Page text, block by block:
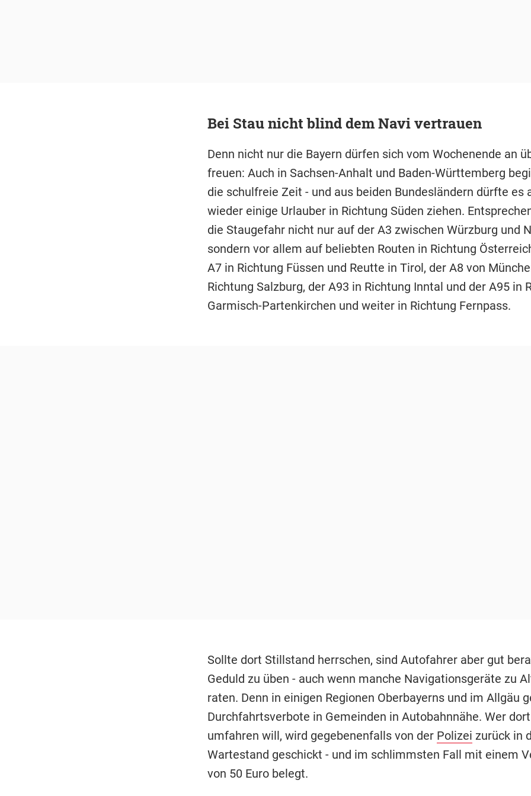
Bei Stau nicht blind dem Navi vertrauen
Denn nicht nur die Bayern dürfen sich vom Wochenende an
freuen: Auch in Sachsen-Anhalt und Baden-Württemberg
die schulfreie Zeit - und aus beiden Bundesländern dürfte es
wieder einige Urlauber in Richtung Süden ziehen.
die Staugefahr nicht nur auf der A3 zwischen Würzburg und
sondern vor allem auf beliebten Routen in Richtung
A7 in Richtung Füssen und Reutte in Tirol, der A8 von
Richtung Salzburg, der A93 in Richtung Inntal und der A95 in
Garmisch-Partenkirchen und weiter in Richtung Fernpass.
Sollte dort Stillstand herrschen, sind Autofahrer aber gut
Geduld zu üben - auch wenn manche Navigationsgeräte zu
raten. Denn in einigen Regionen Oberbayerns und im Allgäu
Durchfahrtsverbote in Gemeinden in Autobahnnähe. Wer
umfahren will, wird gegebenenfalls von der Polizei zurück in
Wartestand geschickt - und im schlimmsten Fall mit einem
von 50 Euro belegt.